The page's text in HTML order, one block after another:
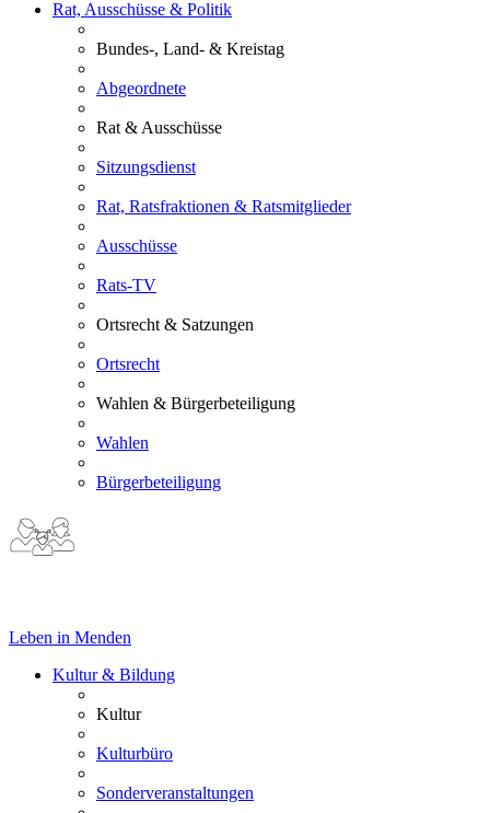
Rat, Ausschüsse & Politik
Bundes-, Land- & Kreistag
Abgeordnete
Rat & Ausschüsse
Sitzungsdienst
Rat, Ratsfraktionen & Ratsmitglieder
Ausschüsse
Rats-TV
Ortsrecht & Satzungen
Ortsrecht
Wahlen & Bürgerbeteiligung
Wahlen
Bürgerbeteiligung
Leben in Menden
Kultur & Bildung
Kultur
Kulturbüro
Sonderveranstaltungen